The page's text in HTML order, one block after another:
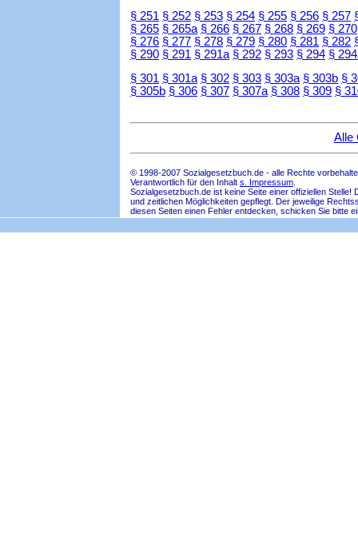
§ 251 § 252 § 253 § 254 § 255 § 256 § 257
§ 265 § 265a § 266 § 267 § 268 § 269 § 270
§ 276 § 277 § 278 § 279 § 280 § 281 § 282
§ 290 § 291 § 291a § 292 § 293 § 294 §
§ 301 § 301a § 302 § 303 § 303a § 303b §
§ 305b § 306 § 307 § 307a § 308 § 309 §
Alle
© 1998-2007 Sozialgesetzbuch.de - alle Rechte
Verantwortlich für den Inhalt s. Impressum
Sozialgesetzbuch.de ist keine Seite einer offiziellen
und zeitlichen Möglichkeiten gepflegt. Der jeweilige
diesen Seiten einen Fehler entdecken, schicken Sie bitte